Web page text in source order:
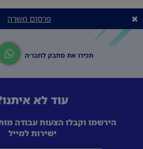
פרסום משרה
תכירו את סחבק לחבר׳ה
עוד לא
הירשמו וקבלו הצעות עבודה
ישירות למייל